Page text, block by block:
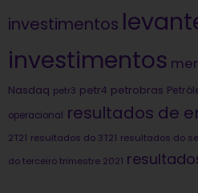
investimentos
investimentos
Nasdaq petr3 petr4 petrobras
operacional resultados de
2T21 resultados do 3T21 resultados do
do terceiro trimestre 2021